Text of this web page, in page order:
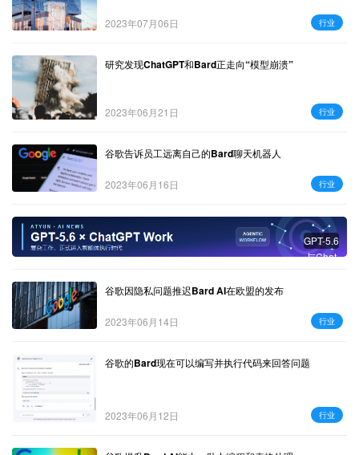
2023年07月06日 行业
研究发现ChatGPT和Bard正走向“模型崩溃”
2023年06月21日 行业
谷歌告诉员工远离自己的Bard聊天机器人
2023年06月16日 行业
GPT-5.6
与Chat
进入智
谷歌因隐私问题推迟Bard AI在欧盟的发布
2023年06月14日 行业
谷歌的Bard现在可以编写并执行代码来回答问题
2023年06月12日 行业